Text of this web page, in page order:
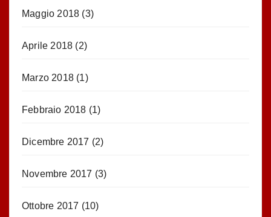
Maggio 2018 (3)
Aprile 2018 (2)
Marzo 2018 (1)
Febbraio 2018 (1)
Dicembre 2017 (2)
Novembre 2017 (3)
Ottobre 2017 (10)